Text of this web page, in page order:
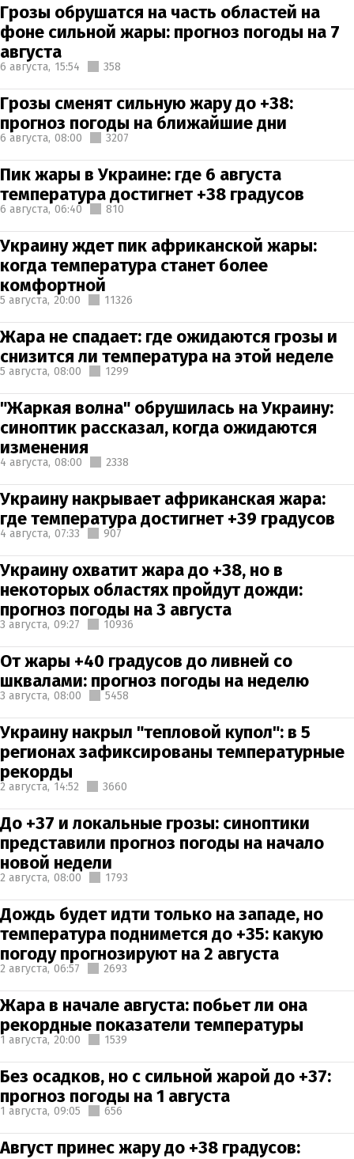
Грозы обрушатся на часть областей на
фоне сильной жары: прогноз погоды на 7
августа
6 августа, 15:54 358
Грозы сменят сильную жару до +38:
прогноз погоды на ближайшие дни
6 августа, 08:00 3207
Пик жары в Украине: где 6 августа
температура достигнет +38 градусов
6 августа, 06:40 810
Украину ждет пик африканской жары:
когда температура станет более
комфортной
5 августа, 20:00 11326
Жара не спадает: где ожидаются грозы и
снизится ли температура на этой неделе
5 августа, 08:00 1299
"Жаркая волна" обрушилась на Украину:
синоптик рассказал, когда ожидаются
изменения
4 августа, 08:00 2338
Украину накрывает африканская жара:
где температура достигнет +39 градусов
4 августа, 07:33 907
Украину охватит жара до +38, но в
некоторых областях пройдут дожди:
прогноз погоды на 3 августа
3 августа, 09:27 10936
От жары +40 градусов до ливней со
шквалами: прогноз погоды на неделю
3 августа, 08:00 5458
Украину накрыл "тепловой купол": в 5
регионах зафиксированы температурные
рекорды
2 августа, 14:52 3660
До +37 и локальные грозы: синоптики
представили прогноз погоды на начало
новой недели
2 августа, 08:00 1793
Дождь будет идти только на западе, но
температура поднимется до +35: какую
погоду прогнозируют на 2 августа
2 августа, 06:57 2693
Жара в начале августа: побьет ли она
рекордные показатели температуры
1 августа, 20:00 1539
Без осадков, но с сильной жарой до +37:
прогноз погоды на 1 августа
1 августа, 09:05 656
Август принес жару до +38 градусов: